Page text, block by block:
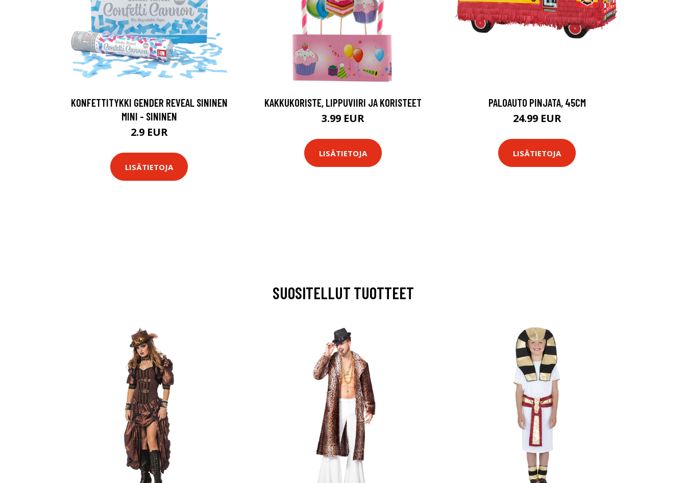
KONFETTITYKKI GENDER REVEAL SININEN
MINI - SININEN
2.9 EUR
LISÄTIETOJA
KAKKUKORISTE, LIPPUVIIRI JA KORISTEET
3.99 EUR
LISÄTIETOJA
PALOAUTO PINJATA, 45CM
24.99 EUR
LISÄTIETOJA
SUOSITELLUT TUOTTEET